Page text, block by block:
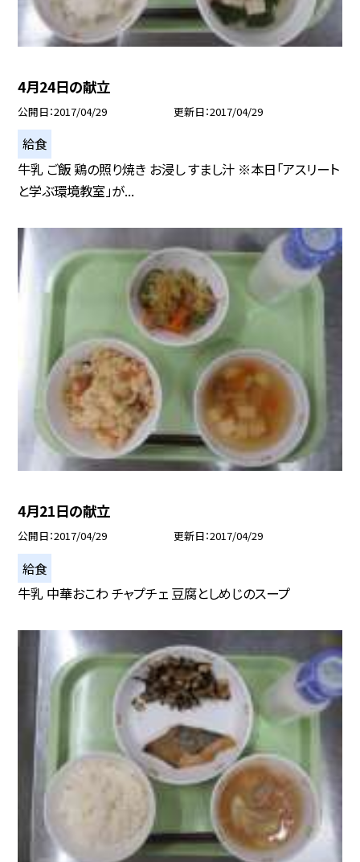
4月24日の献立
公開日 2017/04/29 更新日 2017/04/29
給食
牛乳 ご飯 鶏の照り焼き お浸し すまし汁 ※本日「アスリート
と学ぶ環境教室」が...
4月21日の献立
公開日 2017/04/29 更新日 2017/04/29
給食
牛乳 中華おこわ チャプチェ 豆腐としめじのスープ